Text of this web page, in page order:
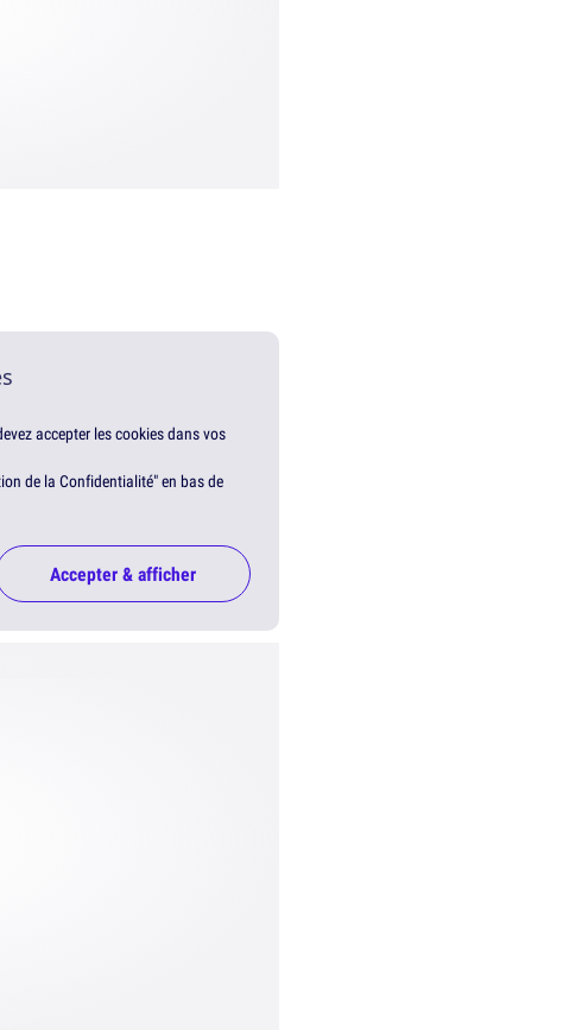
accepter les cookies dans vos
de la Confidentialité" en bas de
Accepter & afficher